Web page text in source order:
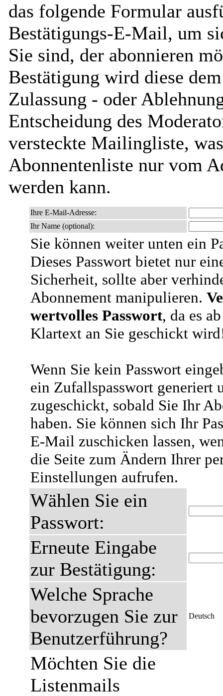
das folgende Formular
Bestätigungs-E-Mail, um
Sie sind, der abonnieren
Bestätigung wird diese
Zulassung - oder
Entscheidung des
versteckte Mailingliste,
Abonnentenliste nur vom
werden kann.
Ihre E-Mail-Adresse:
Ihr Name (optional):
Sie können weiter unten ein
Dieses Passwort bietet nur
Sicherheit, sollte aber
Abonnement manipulieren.
wertvolles Passwort, da es
Klartext an Sie geschickt
Wenn Sie kein Passwort
ein Zufallspasswort generiert
zugeschickt, sobald Sie Ihr
haben. Sie können sich Ihr
E-Mail zuschicken lassen,
die Seite zum Ändern Ihrer
Einstellungen aufrufen.
Wählen Sie ein
Passwort:
Erneute Eingabe
zur Bestätigung:
Welche Sprache
bevorzugen Sie zur
Benutzerführung?
Deutsch
Möchten Sie die
Listenmails